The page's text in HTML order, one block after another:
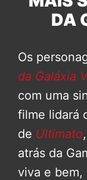
DA
Os
da Galáxia
com uma
filme lidará
de Ultimato
atrás da
viva e bem,